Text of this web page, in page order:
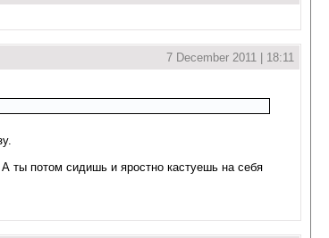
7 December 2011 | 18:11
ты потом сидишь и яростно кастуешь на себя